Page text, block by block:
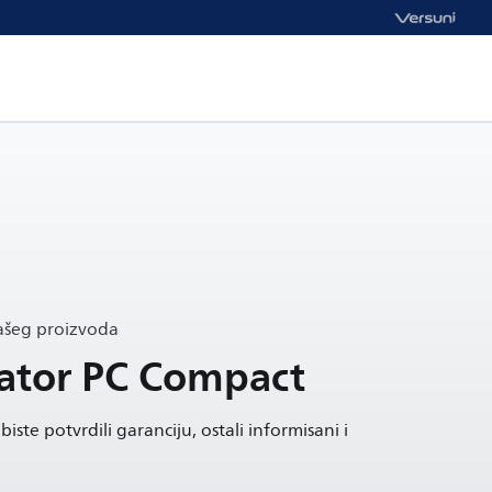
proizvoda
PC Compact
potvrdili garanciju, ostali informisani i